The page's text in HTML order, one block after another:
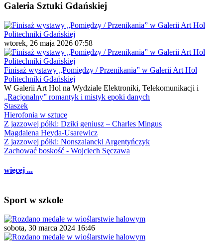
Galeria Sztuki Gdańskiej
wtorek, 26 maja 2026 07:58
Finisaż wystawy „Pomiędzy / Przenikania” w Galerii Art Hol
Politechniki Gdańskiej
W Galerii Art Hol na Wydziale Elektroniki, Telekomunikacji i
„Racjonalny” romantyk i mistyk epoki danych
Staszek
Hierofonia w sztuce
Z jazzowej półki: Dziki geniusz – Charles Mingus
Magdalena Heyda-Usarewicz
Z jazzowej półki: Nonszalancki Argentyńczyk
Zachować boskość - Wojciech Sęczawa
więcej ...
Sport w szkole
sobota, 30 marca 2024 16:46